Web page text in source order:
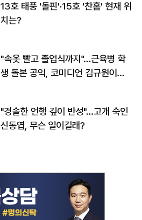
13호 태풍 '돌핀'·15호 '찬홈' 현재 위
치는?
"속옷 빨고 졸업식까지"…근육병 학
생 돌본 공익, 코미디언 김규원이었
"경솔한 언행 깊이 반성"…고개 숙인
신동엽, 무슨 일이길래?